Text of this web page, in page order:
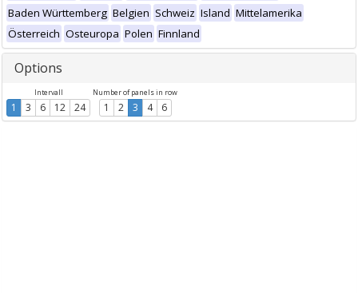
Baden Württemberg Belgien Schweiz Island Mittelamerika
Österreich Osteuropa Polen Finnland
Options
Intervall
1 3 6 12 24
Number of panels in row
1 2 3 4 6